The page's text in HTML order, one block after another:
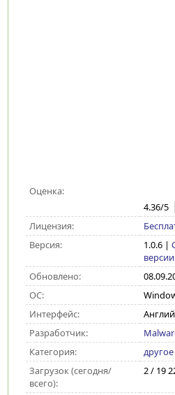
Оценка:
4.36/5
Лицензия:
Версия:
1.0.6|
версии
Обновлено:
ОС:
Интерфейс:
Разработчик:
Категория:
другое
Загрузок (сегодня/
всего):
2 / 19